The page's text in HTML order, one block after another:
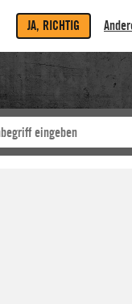
JA, RICHTIG